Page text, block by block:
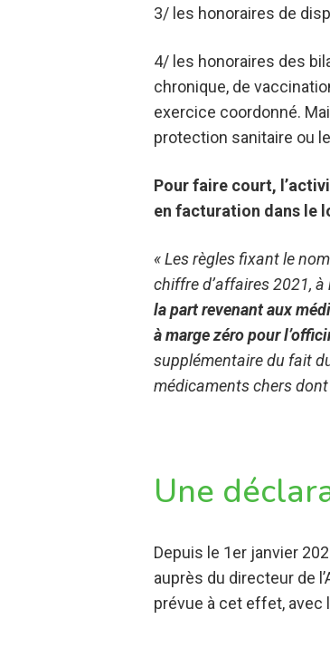
3/ les honoraires de
4/ les honoraires des
chronique, de
exercice coordonné.
protection sanitaire ou
Pour faire court,
en facturation dans le
« Les règles fixant le
chiffre d’affaires 2021,
la part revenant aux
à marge zéro pour
supplémentaire du fait
médicaments chers
Une
Depuis le 1er janvier
auprès du directeur de
prévue à cet effet, avec